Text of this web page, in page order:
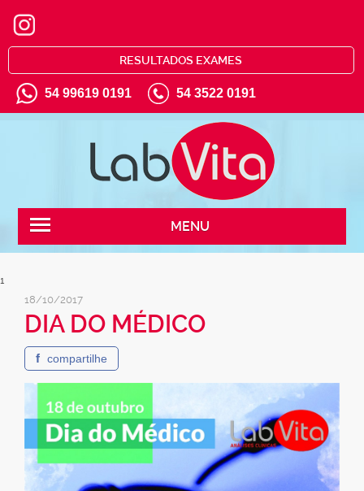
RESULTADOS EXAMES
54 99619 0191 54 3522 0191
MENU
1
18/10/2017
DIA DO MÉDICO
f compartilhe